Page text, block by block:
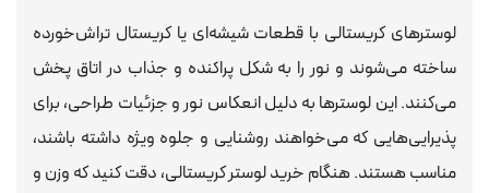
لوسترهای کریستالی با قطعات شیشه‌ای یا کریستال تراش‌خورده
ساخته می‌شوند و نور را به شکل پراکنده و جذاب در اتاق پخش
می‌کنند. این لوسترها به دلیل انعکاس نور و جزئیات طراحی، برای
پذیرایی‌هایی که می‌خواهند روشنایی و جلوه ویژه داشته باشند،
مناسب هستند. هنگام خرید لوستر کریستالی، دقت کنید که وزن و